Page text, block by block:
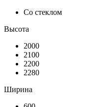
Со стеклом
Высота
2000
2100
2200
2280
Ширина